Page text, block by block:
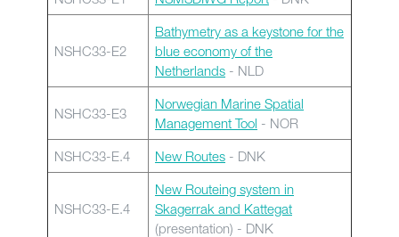
NSHC33-E2
Bathymetry as a keystone for the
blue economy of the
Netherlands - NLD
NSHC33-E3
Norwegian Marine Spatial
Management Tool - NOR
NSHC33-E.4 New Routes - DNK
NSHC33-E.4
New Routeing system in
Skagerrak and Kattegat
(presentation) - DNK